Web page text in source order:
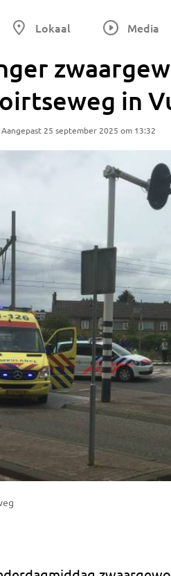
Lokaal Media
in
25 september 2025 om 13:32